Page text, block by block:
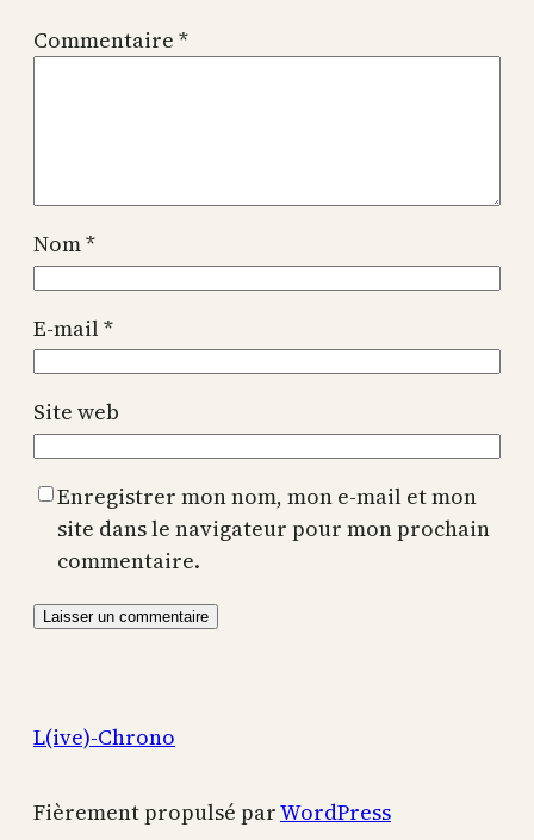
Commentaire *
Nom*
E-mail*
Site web
Enregistrer mon nom, mon e-mail et mon
site dans le navigateur pour mon prochain
commentaire.
L(ive)-Chrono
Fièrement propulsé parWordPress